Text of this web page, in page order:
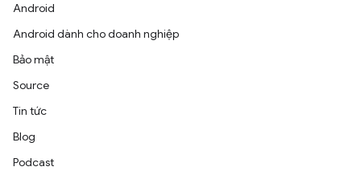
Android
Android dành cho doanh nghiệp
Bảo mật
Source
Tin tức
Blog
Podcast